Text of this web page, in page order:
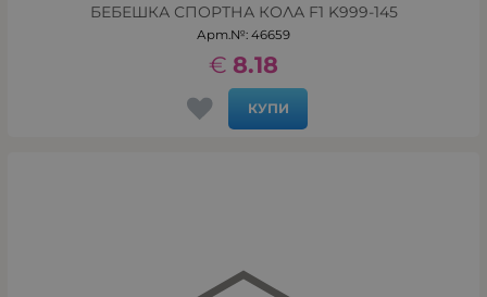
БЕБЕШКА СПОРТНА КОЛА F1 K999-145
Арт.№: 46659
8.18
€
КУПИ